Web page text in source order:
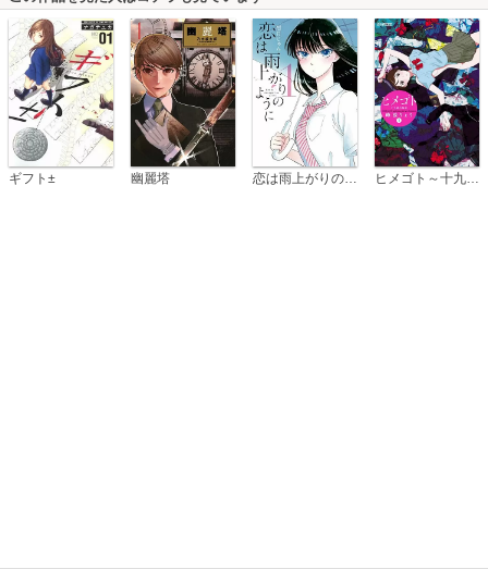
ギフト± 幽麗塔 ヒメゴト～十九歳の制服～